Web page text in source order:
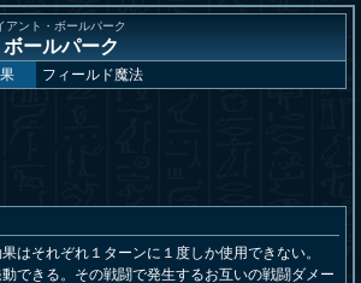
アント・ボールパーク
ールパーク
フィールド魔法
はそれぞれ１ターンに１度しか使用できない。
できる。その戦闘で発生するお互いの戦闘ダメー